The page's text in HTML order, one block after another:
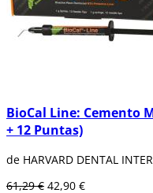
BioCal Line: Cemento
+ 12 Puntas)
de HARVARD DENTAL
61,29 € 42,90 €